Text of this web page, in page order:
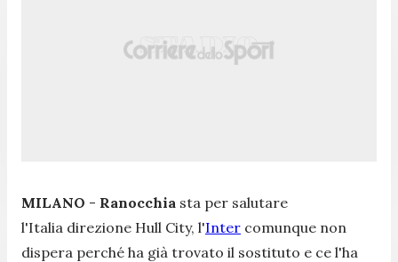
MILANO - Ranocchia sta per salutare
l'Italia direzione Hull City, l'Inter comunque non
dispera perché ha già trovato il sostituto e ce l'ha